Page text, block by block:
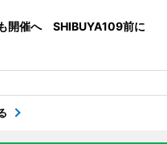
開催へ SHIBUYA109前に